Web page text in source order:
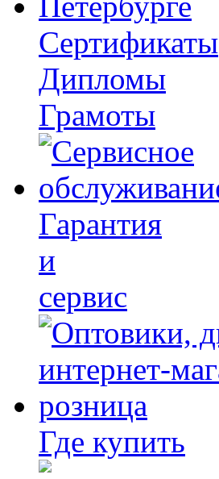
Сертификаты
Дипломы
Грамоты
Гарантия
и
сервис
Где купить